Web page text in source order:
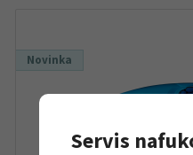
Novinka
Servis